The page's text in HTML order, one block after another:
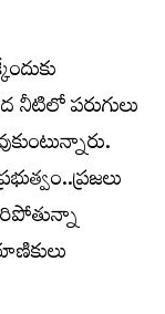
నీటిలో పరుగులు